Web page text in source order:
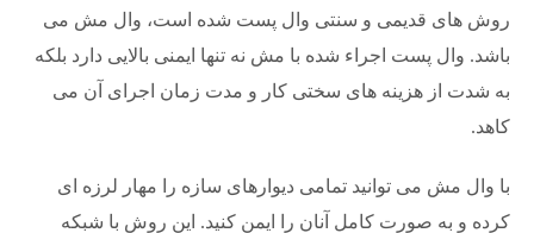
روش های قدیمی و سنتی وال پست شده است، وال مش می
باشد. وال پست اجراء شده با مش نه تنها ایمنی بالایی دارد بلکه
به شدت از هزینه های سختی کار و مدت زمان اجرای آن می
کاهد.
با وال مش می توانید تمامی دیوارهای سازه را مهار لرزه ای
کرده و به صورت کامل آنان را ایمن کنید. این روش با شبکه